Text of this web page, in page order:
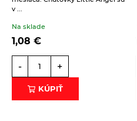
v ...
Na sklade
1,08 €
- +
KÚPIŤ